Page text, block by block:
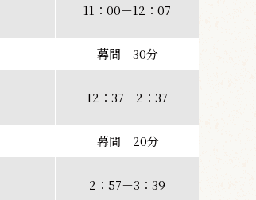
11：00－12：07
幕間 30分
12：37－2：37
幕間 20分
2：57－3：39